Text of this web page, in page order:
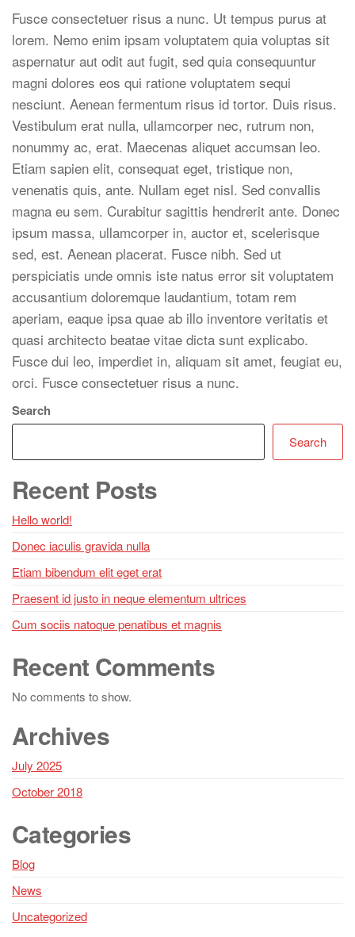
Fusce consectetuer risus a nunc. Ut tempus purus at
lorem. Nemo enim ipsam voluptatem quia voluptas sit
aspernatur aut odit aut fugit, sed quia consequuntur
magni dolores eos qui ratione voluptatem sequi
nesciunt. Aenean fermentum risus id tortor. Duis risus.
Vestibulum erat nulla, ullamcorper nec, rutrum non,
nonummy ac, erat. Maecenas aliquet accumsan leo.
Etiam sapien elit, consequat eget, tristique non,
venenatis quis, ante. Nullam eget nisl. Sed convallis
magna eu sem. Curabitur sagittis hendrerit ante. Donec
ipsum massa, ullamcorper in, auctor et, scelerisque
sed, est. Aenean placerat. Fusce nibh. Sed ut
perspiciatis unde omnis iste natus error sit voluptatem
accusantium doloremque laudantium, totam rem
aperiam, eaque ipsa quae ab illo inventore veritatis et
quasi architecto beatae vitae dicta sunt explicabo.
Fusce dui leo, imperdiet in, aliquam sit amet, feugiat eu,
orci. Fusce consectetuer risus a nunc.
Search
Search
Recent Posts
Hello world!
Donec iaculis gravida nulla
Etiam bibendum elit eget erat
Praesent id justo in neque elementum ultrices
Cum sociis natoque penatibus et magnis
Recent Comments
No comments to show.
Archives
July 2025
October 2018
Categories
Blog
News
Uncategorized